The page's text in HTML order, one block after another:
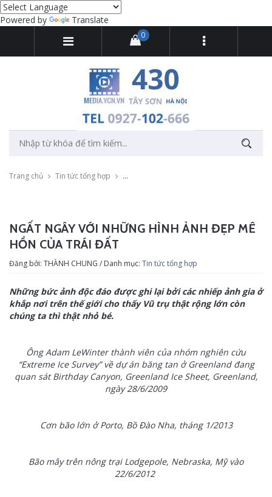
Powered by Translate
0
Trang chủ Tin tức tổng hợp Ngất ngây với những hình ảnh đẹp mê hồn
NGẤT NGÂY VỚI NHỮNG HÌNH ẢNH ĐẸP MÊ
HỒN CỦA TRÁI ĐẤT
Đăng bởi: THÀNH CHUNG / Danh mục: Tin tức tổng hợp
Những bức ảnh độc đáo được ghi lại bởi các nhiếp ảnh gia ở
khắp nơi trên thế giới cho thấy Vũ trụ thật rộng lớn còn
chúng ta thì thật nhỏ bé.
Ông Adam LeWinter thành viên của nhóm nghiên cứu
“Extreme Ice Survey” về dự án băng tan ở Greenland đang
quan sát Birthday Canyon, Greenland Ice Sheet, Greenland,
ngày 28/6/2009
Cơn bão lớn ở Porto, Bồ Đào Nha, tháng 1/2013
Bão mây trên nông trại Lodgepole, Nebraska, Mỹ vào
22/6/2012